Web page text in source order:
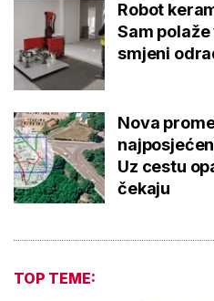
Robot
Sam
smjeni
Nova
Uz cestu
čekaju
TOP TEME: